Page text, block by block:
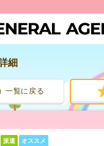
人材派遣サービス
転職支援サービス
細
一覧に戻る
派遣 オススメ